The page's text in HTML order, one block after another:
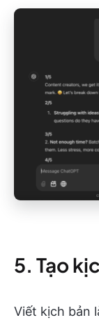
5. Tạo
Viết kịch bản